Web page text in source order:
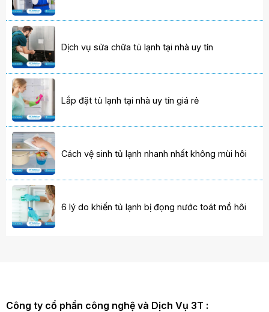
Dịch vụ sửa chữa tủ lạnh tại nhà uy tín
Lắp đặt tủ lạnh tại nhà uy tín giá rẻ
Cách vệ sinh tủ lạnh nhanh nhất không mùi hôi
6 lý do khiến tủ lạnh bị đọng nước toát mồ hôi
Công ty cổ phần công nghệ và Dịch Vụ 3T :